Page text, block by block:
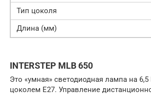
Тип цоколя
Длина (мм)
INTERSTEP MLB 650
Это «умная» светодиодная лампа на
цоколем Е27. Управление